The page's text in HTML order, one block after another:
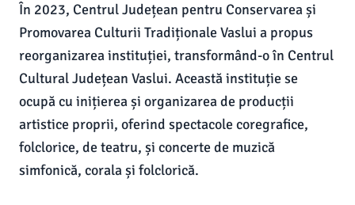
În 2023, Centrul Județean pentru Conservarea și
Promovarea Culturii Tradiționale Vaslui a propus
reorganizarea instituției, transformând-o în Centrul
Cultural Județean Vaslui. Această instituție se
ocupă cu inițierea și organizarea de producții
artistice proprii, oferind spectacole coregrafice,
folclorice, de teatru, și concerte de muzică
simfonică, corala și folclorică.